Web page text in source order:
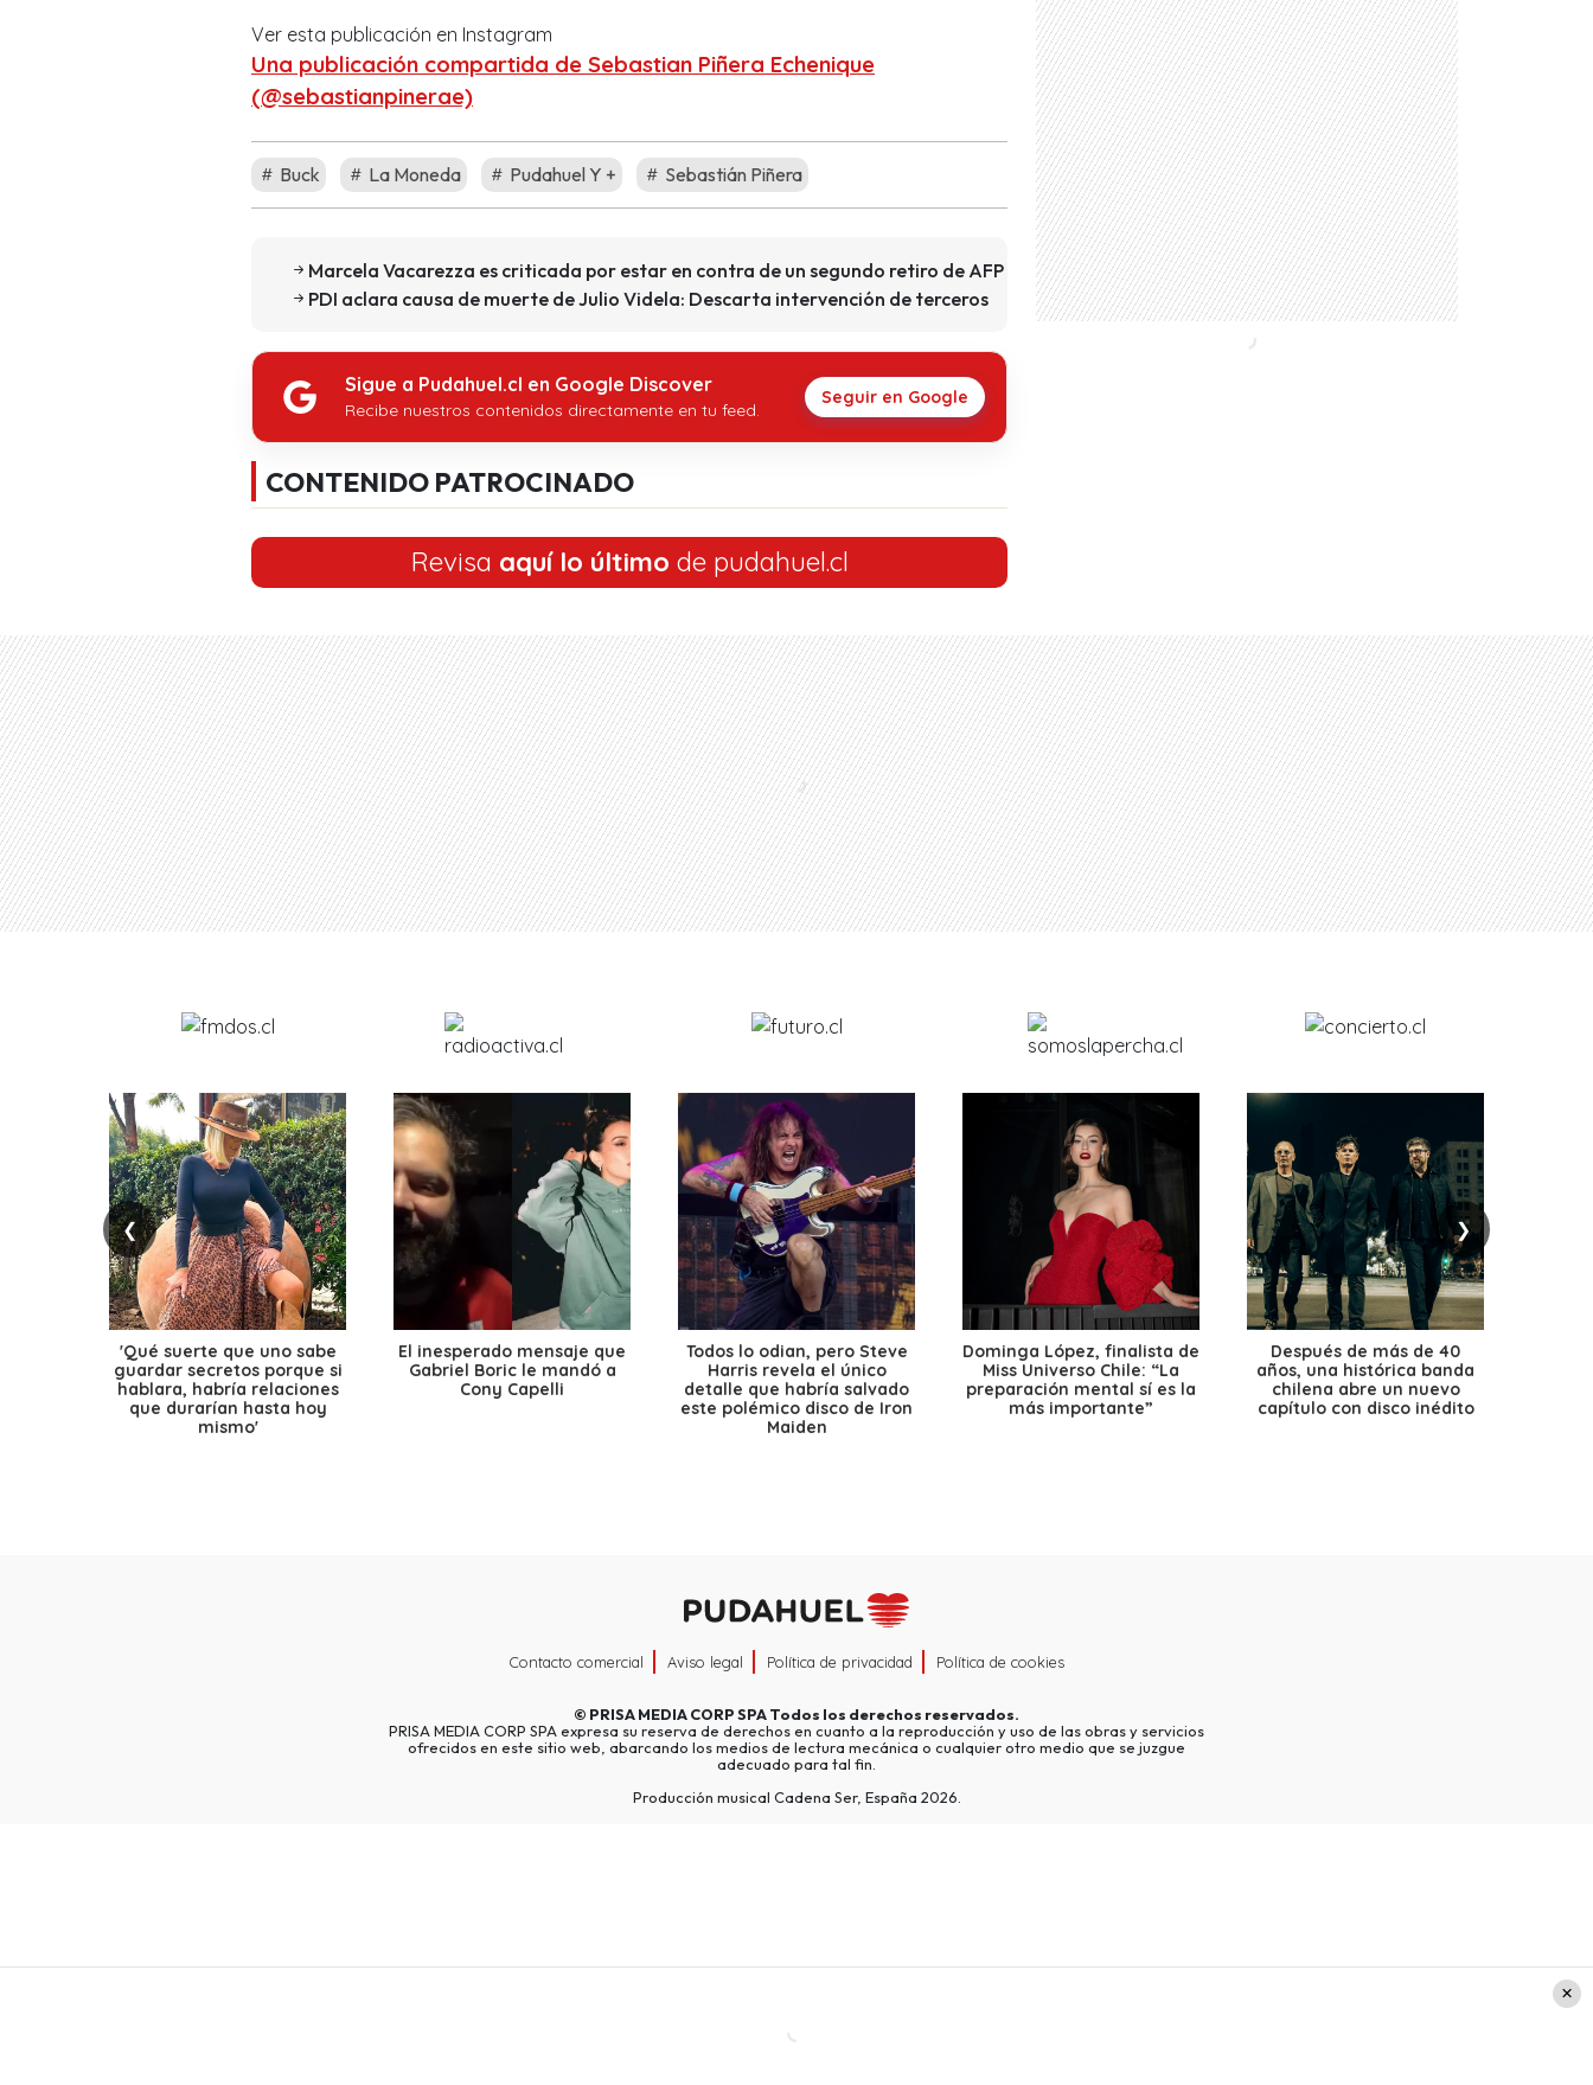
Ver esta publicación en Instagram
Una publicación compartida de Sebastian Piñera Echenique
(@sebastianpinerae)
Buck La Moneda Pudahuel Y + Sebastián Piñera
Marcela Vacarezza es criticada por estar en contra de un segundo retiro de AFP
PDI aclara causa de muerte de Julio Videla: Descarta intervención de terceros
Sigue a Pudahuel.cl en Google Discover
Recibe nuestros contenidos directamente en tu feed.
Seguir en Google
CONTENIDO PATROCINADO
Revisa aquí lo último de pudahuel.cl
❮ ❯
'Qué suerte que uno sabe
guardar secretos porque si
hablara, habría relaciones
que durarían hasta hoy
mismo'
El inesperado mensaje que
Gabriel Boric le mandó a
Cony Capelli
Todos lo odian, pero Steve
Harris revela el único
detalle que habría salvado
este polémico disco de Iron
Maiden
Dominga López, finalista de
Miss Universo Chile: “La
preparación mental sí es la
más importante”
Después de más de 40
años, una histórica banda
chilena abre un nuevo
capítulo con disco inédito
Contacto comercial Aviso legal Política de privacidad Política de cookies
© PRISA MEDIA CORP SPATodos los derechos reservados.
PRISA MEDIA CORP SPA expresa su reserva de derechos en cuanto a la reproducción y uso de las obras y servicios
ofrecidos en este sitio web, abarcando los medios de lectura mecánica o cualquier otro medio que se juzgue
adecuado para tal fin.
Producción musical Cadena Ser, España 2026.